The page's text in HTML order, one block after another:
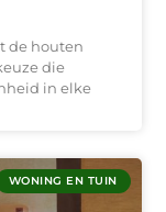
de houten
die
in elke
WONING EN TUIN